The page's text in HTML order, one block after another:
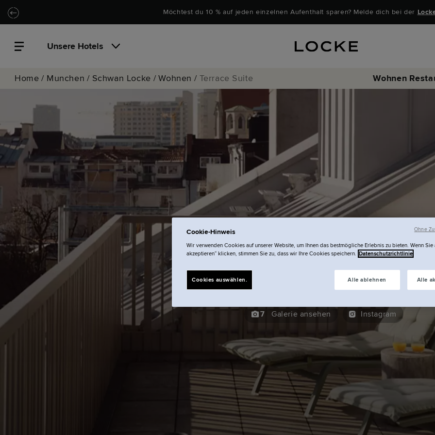
Zu Hauptinhalt springen
Locke.Header.SkipToNav Möchtest du 10 % auf jeden einzelnen Aufenthalt sparen? Melde dich bei der
Unsere Hotels
Home / Munchen / Schwan Locke / Wohnen / Terrace Suite Wohnen
Terrace
7 Galerie ansehen Instagram
Cookie-Hinweis
Wir verwenden Cookies auf unserer Website, um Ihnen das bestmögliche Erlebnis zu bieten. Wenn Sie
akzeptieren“ klicken, stimmen Sie zu, dass wir Ihre Cookies speichern. Datenschutzrichtlinie
Alle ablehnen Alle
Cookies auswählen.
Ohne